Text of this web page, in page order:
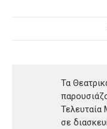
Τα
Τελευταία
σε